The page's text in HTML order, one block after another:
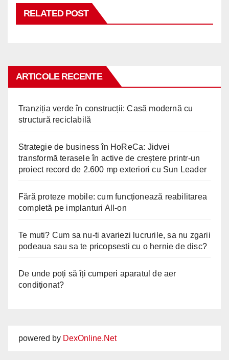
RELATED POST
ARTICOLE RECENTE
Tranziția verde în construcții: Casă modernă cu
structură reciclabilă
Strategie de business în HoReCa: Jidvei
transformă terasele în active de creștere printr-un
proiect record de 2.600 mp exteriori cu Sun Leader
Fără proteze mobile: cum funcționează reabilitarea
completă pe implanturi All-on
Te muti? Cum sa nu-ti avariezi lucrurile, sa nu zgarii
podeaua sau sa te pricopsesti cu o hernie de disc?
De unde poți să îți cumperi aparatul de aer
condiționat?
powered by DexOnline.Net